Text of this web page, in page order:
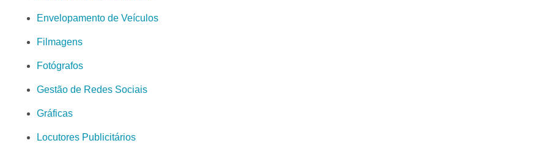
Envelopamento de Veículos
Filmagens
Fotógrafos
Gestão de Redes Sociais
Gráficas
Locutores Publicitários